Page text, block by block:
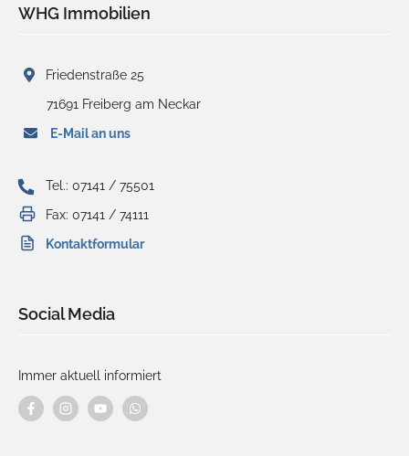
WHG Immobilien
Friedenstraße 25
71691 Freiberg am Neckar
E-Mail an uns
Tel.: 07141 / 75501
Fax: 07141 / 74111
Kontaktformular
Social Media
Immer aktuell informiert